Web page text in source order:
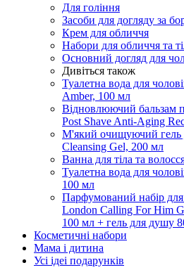
Для гоління
Засоби для догляду за
Крем для обличчя
Набори для обличчя та
Основний догляд для
Дивіться також
Туалетна вода для
Amber, 100 мл
Відновлюючий бальзам
Post Shave Anti-Aging
М'який очищуючий гель
Cleansing Gel, 200 мл
Ванна для тіла та
Туалетна вода для
100 мл
Парфумований набір для
London Calling For Him
100 мл + гель для душу
Косметичні набори
Мама і дитина
Усi iдеi подарункiв